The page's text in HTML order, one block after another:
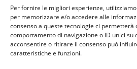
Per fornire le migliori esperienze,
per memorizzare e/o accedere alle
consenso a queste tecnologie ci permetterà
comportamento di navigazione o ID unici su
acconsentire o ritirare il consenso può
caratteristiche e funzioni.